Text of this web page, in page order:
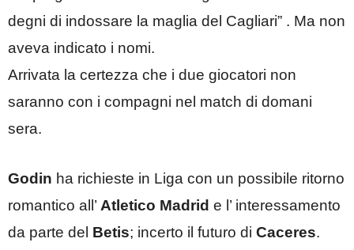
degni di indossare la maglia del Cagliari” . Ma non
aveva indicato i nomi.
Arrivata la certezza che i due giocatori non
saranno con i compagni nel match di domani
sera.
Godin ha richieste in Liga con un possibile ritorno
romantico all’ Atletico Madrid e l’ interessamento
da parte del Betis; incerto il futuro di Caceres.